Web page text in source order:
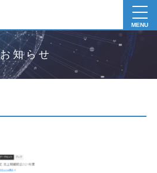
MENU
お知らせ